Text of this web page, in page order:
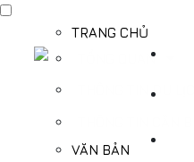
TRANG CHỦ
TỔNG QUAN
THÔNG TIN DU
VĂN BẢN